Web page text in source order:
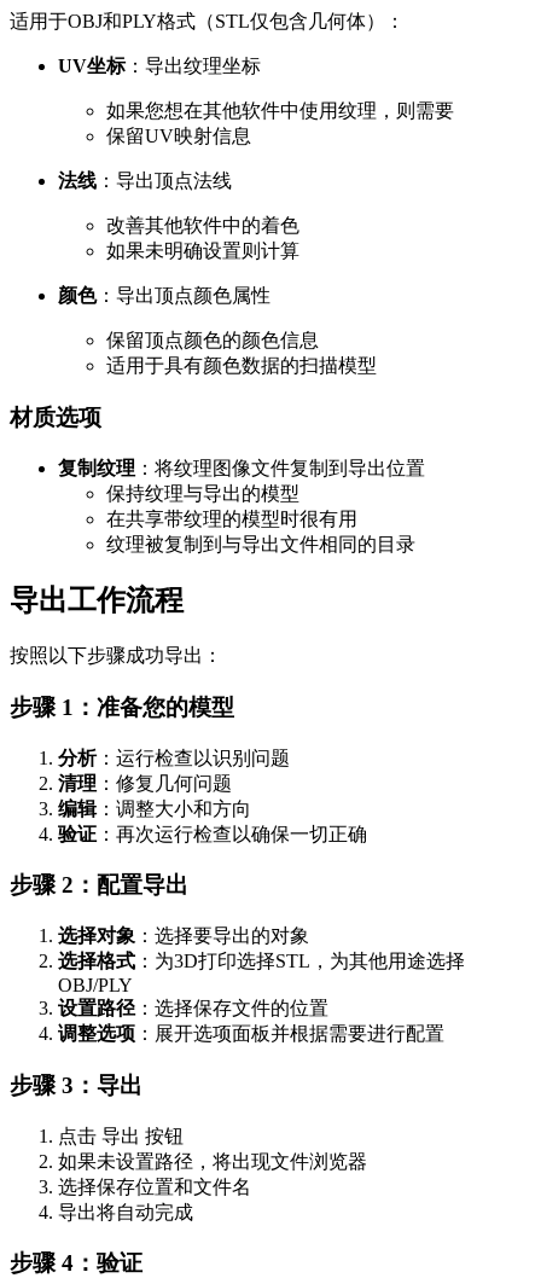
适用于OBJ和PLY格式（STL仅包含几何体）：
UV坐标：导出纹理坐标
如果您想在其他软件中使用纹理，则需要
保留UV映射信息
法线 ：导出顶点法线
改善其他软件中的着色
如果未明确设置则计算
颜色：导出顶点颜色属性
保留顶点颜色的颜色信息
适用于具有颜色数据的扫描模型
材质选项
复制纹理 ：将纹理图像文件复制到导出位置
保持纹理与导出的模型
在共享带纹理的模型时很有用
纹理被复制到与导出文件相同的目录
导出工作流程
按照以下步骤成功导出：
步骤 1：准备您的模型
分析：运行检查以识别问题
清理 ：修复几何问题
编辑：调整大小和方向
验证 ：再次运行检查以确保一切正确
步骤 2：配置导出
选择对象 ：选择要导出的对象
选择格式 ：为3D打印选择STL，为其他用途选择
OBJ/PLY
设置路径 ：选择保存文件的位置
调整选项 ：展开选项面板并根据需要进行配置
步骤 3：导出
点击 导出 按钮
如果未设置路径，将出现文件浏览器
选择保存位置和文件名
导出将自动完成
步骤 4：验证